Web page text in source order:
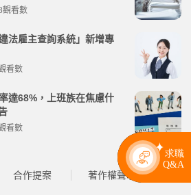
觀看數
法雇主查詢系統」新增專
看數
達68%，上班族在焦慮什
看數
合作提案 著作權聲明